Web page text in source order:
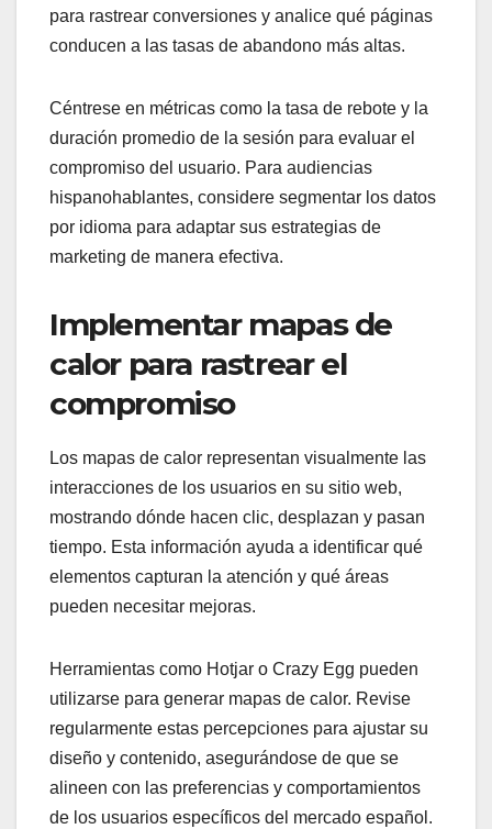
para rastrear conversiones y analice qué páginas
conducen a las tasas de abandono más altas.
Céntrese en métricas como la tasa de rebote y la
duración promedio de la sesión para evaluar el
compromiso del usuario. Para audiencias
hispanohablantes, considere segmentar los datos
por idioma para adaptar sus estrategias de
marketing de manera efectiva.
Implementar mapas de
calor para rastrear el
compromiso
Los mapas de calor representan visualmente las
interacciones de los usuarios en su sitio web,
mostrando dónde hacen clic, desplazan y pasan
tiempo. Esta información ayuda a identificar qué
elementos capturan la atención y qué áreas
pueden necesitar mejoras.
Herramientas como Hotjar o Crazy Egg pueden
utilizarse para generar mapas de calor. Revise
regularmente estas percepciones para ajustar su
diseño y contenido, asegurándose de que se
alineen con las preferencias y comportamientos
de los usuarios específicos del mercado español.